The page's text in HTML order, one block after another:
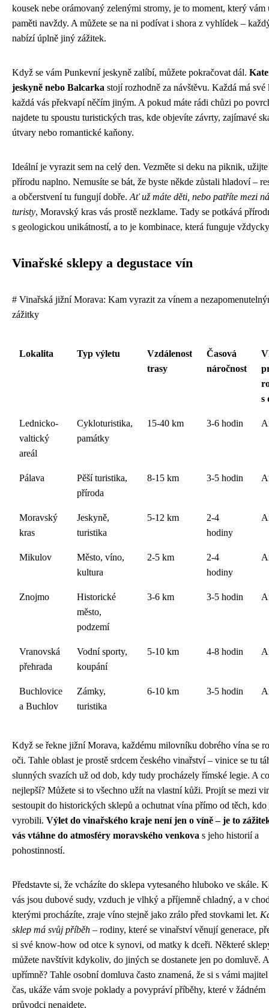
kousek nebe orámovaný zelenými stromy, je to moment, který
paměti navždy. A můžete se na ni podívat i shora z vyhlídek –
nabízí úplně jiný zážitek.
Když se vám Punkevní jeskyně zalíbí, můžete pokračovat dál.
jeskyně nebo Balcarka stojí rozhodně za návštěvu. Každá má své
každá vás překvapí něčím jiným. A pokud máte rádi chůzi po
najdete tu spoustu turistických tras, kde objevíte závrty, zajímavé
útvary nebo romantické kaňony.
Ideální je vyrazit sem na celý den. Vezměte si deku na piknik,
přírodu naplno. Nemusíte se bát, že byste někde zůstali hladoví –
a občerstvení tu fungují dobře. Ať už máte děti, nebo patříte mezi
turisty, Moravský kras vás prostě nezklame. Tady se potkává
s geologickou unikátností, a to je kombinace, která funguje
Vinařské sklepy a degustace vín
# Vinařská jižní Morava: Kam vyrazit za vínem a
zážitky
Lokalita Typ výletu
Vzdálenost
trasy
Časová
náročnost
s
Lednicko-
valtický
areál
Cykloturistika,
památky
15-40 km 3-6 hodin
Pálava
Pěší turistika,
příroda
8-15 km 3-5 hodin
Moravský
kras
Jeskyně,
turistika
5-12 km
2-4
hodiny
Mikulov
Město, víno,
kultura
2-5 km
2-4
hodiny
Znojmo
Historické
město,
podzemí
3-6 km 3-5 hodin
Vranovská
přehrada
Vodní sporty,
koupání
5-10 km 4-8 hodin
Buchlovice
a Buchlov
Zámky,
turistika
6-10 km 3-5 hodin
Když se řekne jižní Morava, každému milovníku dobrého vína se
oči. Tahle oblast je prostě srdcem českého vinařství – vinice se tu
slunných svazích už od dob, kdy tudy procházely římské legie. A
nejlepší? Můžete si to všechno užít na vlastní kůži. Projít se mezi
sestoupit do historických sklepů a ochutnat vína přímo od těch, kdo
vyrobili. Výlet do vinařského kraje není jen o víně – je to
vás vtáhne do atmosféry moravského venkova s jeho historií a
pohostinností.
Představte si, že vcházíte do sklepa vytesaného hluboko ve skále.
vás jsou dubové sudy, vzduch je vlhký a příjemně chladný, a v
kterými procházíte, zraje víno stejně jako zrálo před stovkami let.
sklep má svůj příběh – rodiny, které se vinařství věnují generace,
si své know-how od otce k synovi, od matky k dceři. Některé
můžete navštívit kdykoliv, do jiných se dostanete jen po domluvě. A
upřímně? Tahle osobní domluva často znamená, že si s vámi
čas, ukáže vám svoje poklady a povypráví příběhy, které v žádném
průvodci nenajdete.